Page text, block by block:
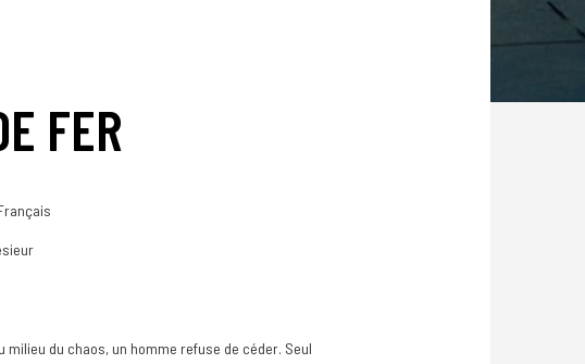
FER
milieu du chaos, un homme refuse de céder. Seul